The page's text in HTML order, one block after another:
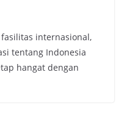
internasional,
tentang Indonesia
hangat dengan